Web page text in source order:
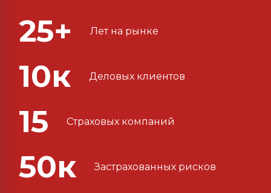
25+ Лет на рынке
10к Деловых клиентов
15 Страховых компаний
50к Застрахованных рисков